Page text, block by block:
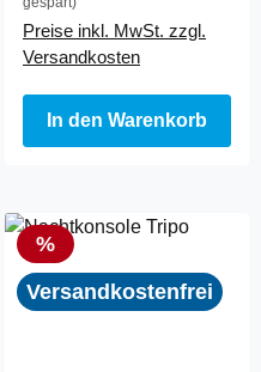
Preise inkl. MwSt. zzgl.
Versandkosten
In den Warenkorb
Rabatt
%
Versandkostenfrei